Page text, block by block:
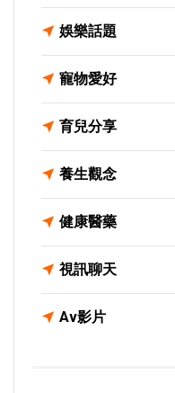
娛樂話題
寵物愛好
育兒分享
養生觀念
健康醫藥
視訊聊天
Av影片